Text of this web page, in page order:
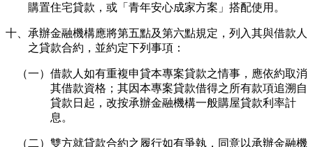
購置住宅貸款，或「青年安心成家方案」搭配使用。
十、承辦金融機構應將第五點及第六點規定，列入其與借款人
之貸款合約，並約定下列事項：
（一）借款人如有重複申貸本專案貸款之情事，應依約取消
其借款資格；其因本專案貸款借得之所有款項追溯自
貸款日起，改按承辦金融機構一般購屋貸款利率計
息。
（二）雙方就貸款合約之履行如有爭執，同意以承辦金融機